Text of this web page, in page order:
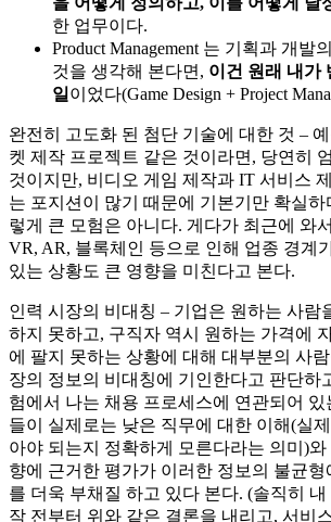
한 업무이다.
Product Management 는 기획과 개발
것을 생각해 본다면, 이건 원래 내가
일 이었다(Game Design + Project
완전히 고도화 된 첨단 기술에 대한 것 –
켓 제작 프로젝트 같은 것이라면, 당연히
것이지만, 비디오 게임 제작과 IT 서비스
는 포지션이 많기 때문에 기본기만 확실하
렇게 큰 모험은 아니다. 게다가 최근에 와
VR, AR, 블록체인 등으로 인해 업종 경계
있는 상황도 큰 영향을 미친다고 본다.
인력 시장의 비대칭 – 기업은 원하는 사람
하지 못하고, 구직자 역시 원하는 가격에
에 팔지 못하는 상황에 대해 대부분의 사
장의 정보의 비대칭에 기인한다고 판단하
험에서 나는 채용 프로세스에 연관되어
들이 실제로는 낮은 직무에 대한 이해(실
아야 되는지 정확하게 모른다라는 의미)와
향에 근거한 평가가 이러한 정보의 불균형
를 더욱 부채질 하고 있다 본다. (솔직히 내
작 전부터 위와 같은 결론을 내리고, 서비